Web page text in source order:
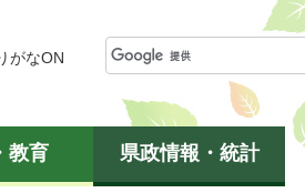
がなON
教育 県政情報・統計